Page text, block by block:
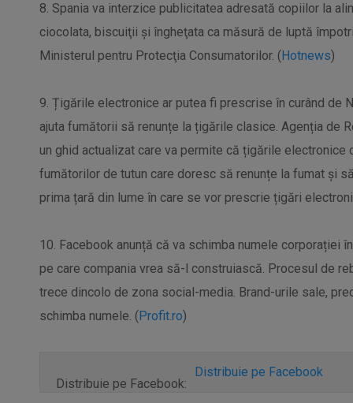
8. Spania va interzice publicitatea adresată copiilor la
ciocolata, biscuiţii şi îngheţata ca măsură de luptă
Ministerul pentru Protecţia Consumatorilor. (Hotnews)
9. Țigările electronice ar putea fi prescrise în curând de
ajuta fumătorii să renunțe la țigările clasice. Agenția de
un ghid actualizat care va permite că țigările
fumătorilor de tutun care doresc să renunțe la fumat și
prima țară din lume în care se vor prescrie țigări
10. Facebook anunță că va schimba numele corporației
pe care compania vrea să-l construiască. Procesul de
trece dincolo de zona social-media. Brand-urile sale,
schimba numele. (Profit.ro)
Distribuie pe Facebook:
Distribuie pe Facebook